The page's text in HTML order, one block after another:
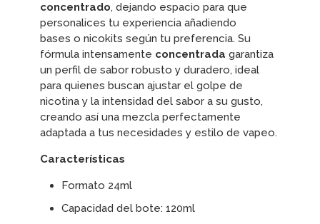
concentrado, dejando espacio para que
personalices tu experiencia añadiendo
bases o nicokits según tu preferencia. Su
fórmula intensamente concentradagarantiza
un perfil de sabor robusto y duradero, ideal
para quienes buscan ajustar el golpe de
nicotina y la intensidad del sabor a su gusto,
creando así una mezcla perfectamente
adaptada a tus necesidades y estilo de vapeo.
Características
Formato 24ml
Capacidad del bote: 120ml